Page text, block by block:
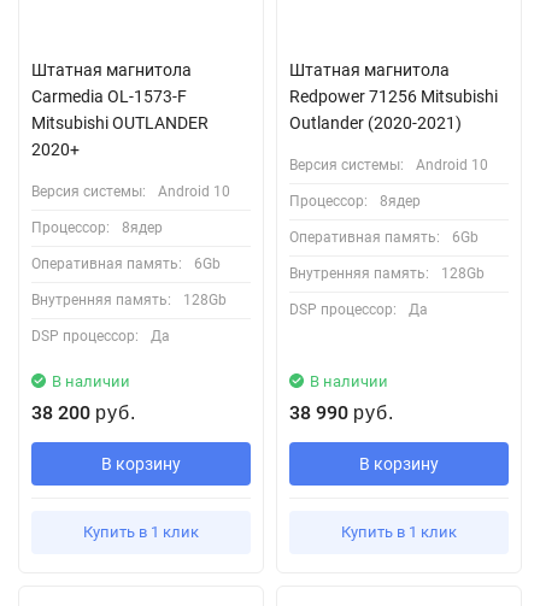
Штатная магнитола
Carmedia OL-1573-F
Mitsubishi OUTLANDER
2020+
Версия системы: Android 10
Процессор: 8ядер
Оперативная память: 6Gb
Внутренняя память: 128Gb
DSP процессор: Да
В наличии
38 200 руб.
В корзину
Купить в 1 клик
Штатная магнитола
Redpower 71256 Mitsubishi
Outlander (2020-2021)
Версия системы: Android 10
Процессор: 8ядер
Оперативная память: 6Gb
Внутренняя память: 128Gb
DSP процессор: Да
В наличии
38 990 руб.
В корзину
Купить в 1 клик